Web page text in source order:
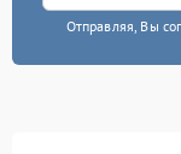
Отправляя, Вы